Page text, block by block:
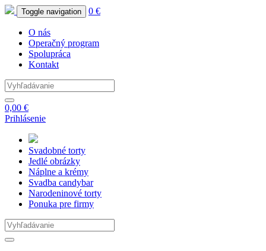
Toggle navigation 0 €
O nás
Operačný program
Spolupráca
Kontakt
0,00 €
Prihlásenie
Svadobné torty
Jedlé obrázky
Náplne a krémy
Svadba candybar
Narodeninové torty
Ponuka pre firmy